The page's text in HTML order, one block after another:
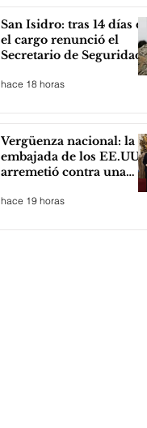
San Isidro: tras 14 días en
el cargo renunció el
Secretario de Seguridad
hace 18 horas
Vergüenza nacional: la
embajada de los EE.UU
arremetió contra una
hace 19 horas